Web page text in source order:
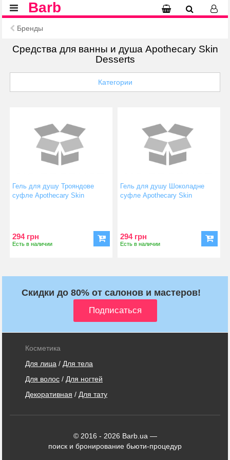
Barb
Бренды
Средства для ванны и душа Apothecary Skin
Desserts
Категории
Гель для душу Трояндове
суфле Apothecary Skin
294 грн
Есть в наличии
Гель для душу Шоколадне
суфле Apothecary Skin
294 грн
Есть в наличии
Скидки до 80% от салонов и мастеров!
Косметика
Для лица / Для тела
Для волос / Для ногтей
Декоративная / Для тату
© 2016 - 2026 Barb.ua —
поиск и бронирование бьюти-процедур